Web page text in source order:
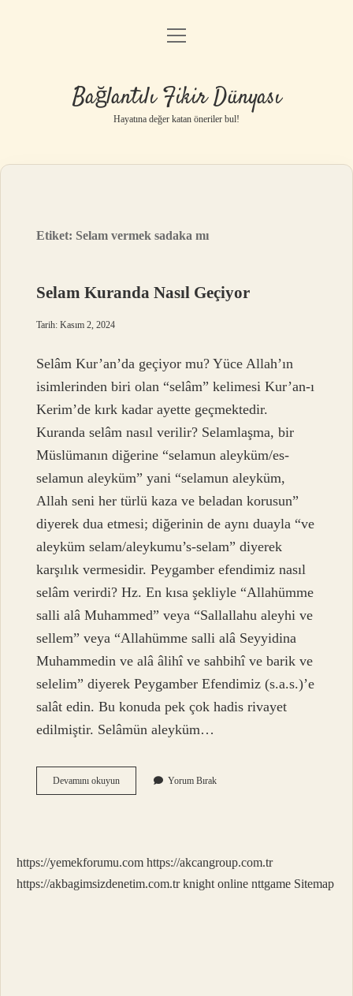
Anasayfa
Yasal Uyarı
menüyü
Bağlantılı Fikir Dünyası
Hayatına değer katan öneriler bul!
Etiket: Selam vermek sadaka mı
Selam Kuranda Nasıl Geçiyor
Tarih: Kasım 2, 2024
Selâm Kur’an’da geçiyor mu? Yüce Allah’ın
isimlerinden biri olan “selâm” kelimesi Kur’an-ı
Kerim’de kırk kadar ayette geçmektedir.
Kuranda selâm nasıl verilir? Selamlaşma, bir
Müslümanın diğerine “selamun aleyküm/es-
selamun aleyküm” yani “selamun aleyküm,
Allah seni her türlü kaza ve beladan korusun”
diyerek dua etmesi; diğerinin de aynı duayla “ve
aleyküm selam/aleykumu’s-selam” diyerek
karşılık vermesidir. Peygamber efendimiz nasıl
selâm verirdi? Hz. En kısa şekliyle “Allahümme
salli alâ Muhammed” veya “Sallallahu aleyhi ve
sellem” veya “Allahümme salli alâ Seyyidina
Muhammedin ve alâ âlihî ve sahbihî ve barik ve
selelim” diyerek Peygamber Efendimiz (s.a.s.)’e
salât edin. Bu konuda pek çok hadis rivayet
edilmiştir. Selâmün aleyküm…
Devamını okuyunSelam
Kuranda
Yorum Bırak
https://yemekforumu.com https://akcangroup.com.tr
https://akbagimsizdenetim.com.tr knight online nttgame Sitemap